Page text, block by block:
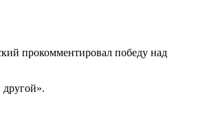
прокомментировал победу над